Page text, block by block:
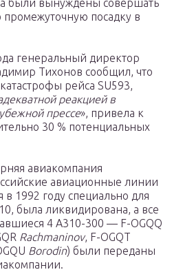
были вынуждены совершать
посадку в
генеральный директор
Тихонов сообщил, что
рейса SU593,
реакцией в
прессе», привела к
30 % потенциальных
авиакомпания
авиационные линии
в 1992 году специально для
была ликвидирована, а все
4 А310-300 — F-OGQQ
Rachmaninov, F-OGQT
Borodin) были переданы